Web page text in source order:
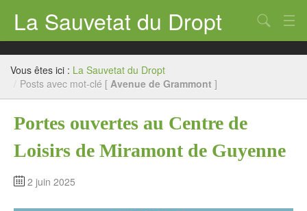
La Sauvetat du Dropt
Accueil
Mairie
Chercher
Vous êtes ici : La Sauvetat du Dropt
/ Posts avec mot-clé [ Avenue de Grammont ]
Portes ouvertes au Centre de
Loisirs de Miramont de Guyenne
2 juin 2025